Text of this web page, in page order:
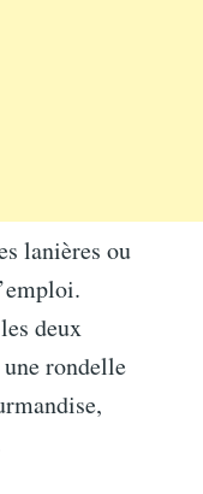
lanières ou
deux
rondelle